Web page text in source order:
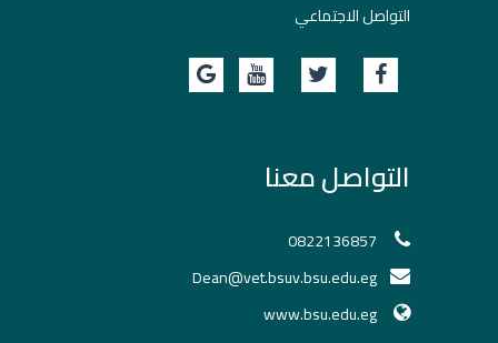
التواصل الاجتماعي
التواصل معنا
0822136857
Dean@vet.bsuv.bsu.edu.eg
www.bsu.edu.eg